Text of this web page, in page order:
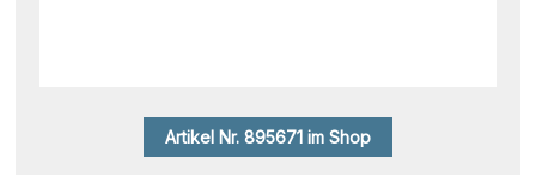
Artikel Nr. 895671 im Shop